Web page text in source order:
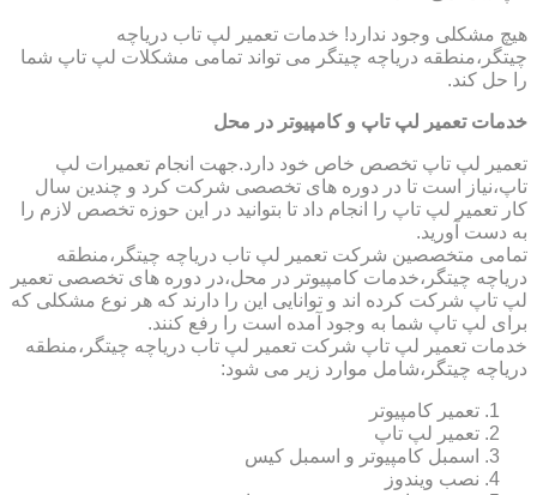
هیچ مشکلی وجود ندارد! خدمات تعمیر لپ تاب دریاچه
چیتگر،منطقه دریاچه چیتگر می تواند تمامی مشکلات لپ تاپ شما
را حل کند.
خدمات تعمیر لپ تاپ و کامپیوتر در محل
تعمیر لپ تاپ تخصص خاص خود دارد.جهت انجام تعمیرات لپ
تاپ،نیاز است تا در دوره های تخصصی شرکت کرد و چندین سال
کار تعمیر لپ تاپ را انجام داد تا بتوانید در این حوزه تخصص لازم را
به دست آورید.
تمامی متخصصین شرکت تعمیر لپ تاب دریاچه چیتگر،منطقه
دریاچه چیتگر،خدمات کامپیوتر در محل،در دوره های تخصصی تعمیر
لپ تاپ شرکت کرده اند و توانایی این را دارند که هر نوع مشکلی که
برای لپ تاپ شما به وجود آمده است را رفع کنند.
خدمات تعمیر لپ تاپ شرکت تعمیر لپ تاب دریاچه چیتگر،منطقه
دریاچه چیتگر،شامل موارد زیر می شود:
تعمیر کامپیوتر
تعمیر لپ تاپ
اسمبل کامپیوتر و اسمبل کیس
نصب ویندوز